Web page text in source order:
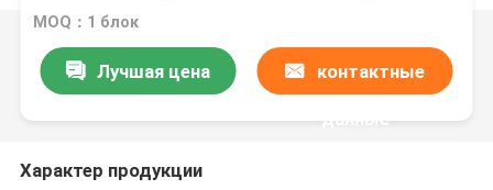
процессор X5-Z8350 с RS232 COM
MOQ：1 блок
Лучшая цена контактные
данные
Характер продукции